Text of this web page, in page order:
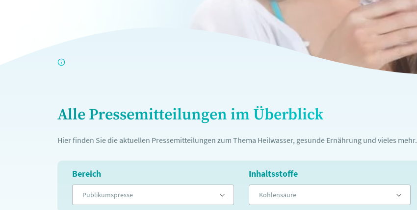
Alle Pressemitteilungen im Überblick
Hier finden Sie die aktuellen Pressemitteilungen zum Thema Heilwasser, gesunde Ernährung und vieles mehr.
Bereich
Publikumspresse
Inhaltsstoffe
Kohlensäure